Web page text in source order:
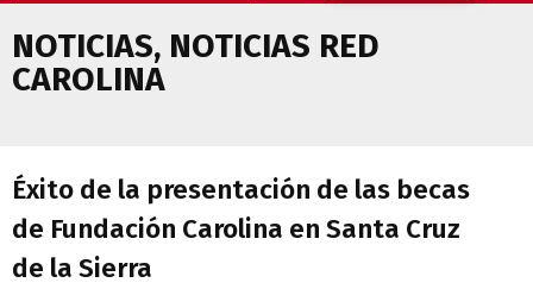
NOTICIAS, NOTICIAS RED
CAROLINA
Éxito de la presentación de las becas
Éxito de la presentación de las becas
de Fundación Carolina en Santa Cruz
de la Sierra